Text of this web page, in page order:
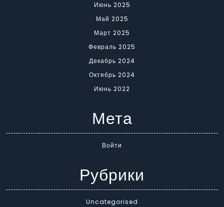
Июнь 2025
Май 2025
Март 2025
Февраль 2025
Декабрь 2024
Октябрь 2024
Июнь 2022
Мета
Войти
Рубрики
Uncategorised